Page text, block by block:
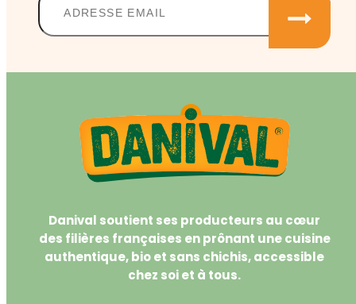
Danival soutient ses producteurs au cœur
des filières françaises en prônant une cuisine
authentique, bio et sans chichis, accessible
chez soi et à tous.